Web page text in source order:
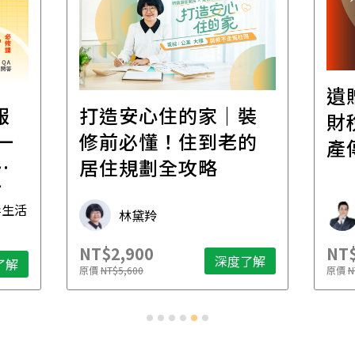
活
解
打造安心住的家｜裝
修前必懂！住到老的
居住規劃全攻略
林黛羚
NT$2,900
原價NT$5,600 深度了解
遺
財
產
原價